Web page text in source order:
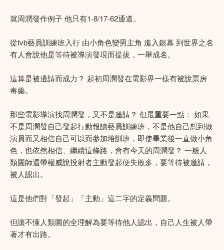
就周潤發作例子 他只有1-8/17-62通道。
從tvb藝員訓練班入行 由小角色變男主角 進入銀幕 到世界之名
有人會說他是等待被導演發現而提拔，一舉成名。
這算是被邊請而成力？ 起初周潤發在電影界一樣有被說票房
毒藥。
那些電影導演找周潤發，又不是邀請？ 但最重要一點： 如果
不是周潤發自己發起行動報讀藝員訓練班，不是他自己想到做
演員而又相信自己可以而參加培訓班，即使畢業後一直做小角
色，也依然相信、繼續這條路，會有今天的周潤發？ 一般人
類圖師還帶權威說投射者主動發起便失敗多，要等待被邀請，
被人認出。
這是他們對「發起」「主動」這二字的定義問題。
但讓不懂人類圖的全理解為要等待他人認出，自己人生被人帶
著才有出路。